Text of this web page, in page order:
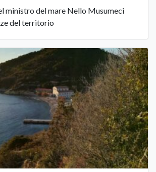
ministro del mare Nello Musumeci
del territorio